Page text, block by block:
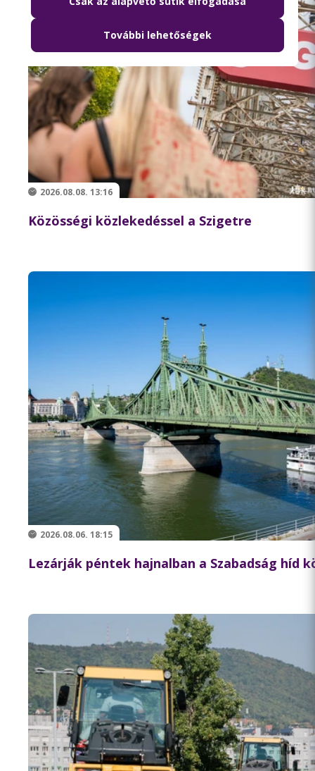
2026.08.08. 13:16
Közösségi közlekedéssel a Szigetre
2026.08.06. 18:15
Lezárják péntek hajnalban a Szabadság híd
További lehetőségek